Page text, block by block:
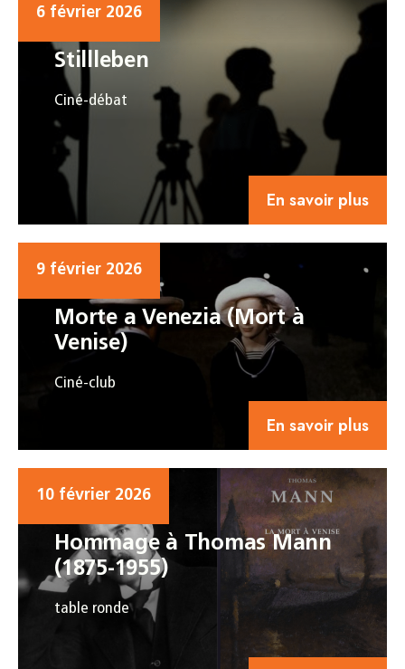
6 février 2026
Stillleben
Ciné-débat
En savoir plus
9 février 2026
Morte a Venezia (Mort à
Venise)
Ciné-club
En savoir plus
10 février 2026
Hommage à Thomas Mann
(1875-1955)
table ronde